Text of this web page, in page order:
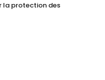
la protection des